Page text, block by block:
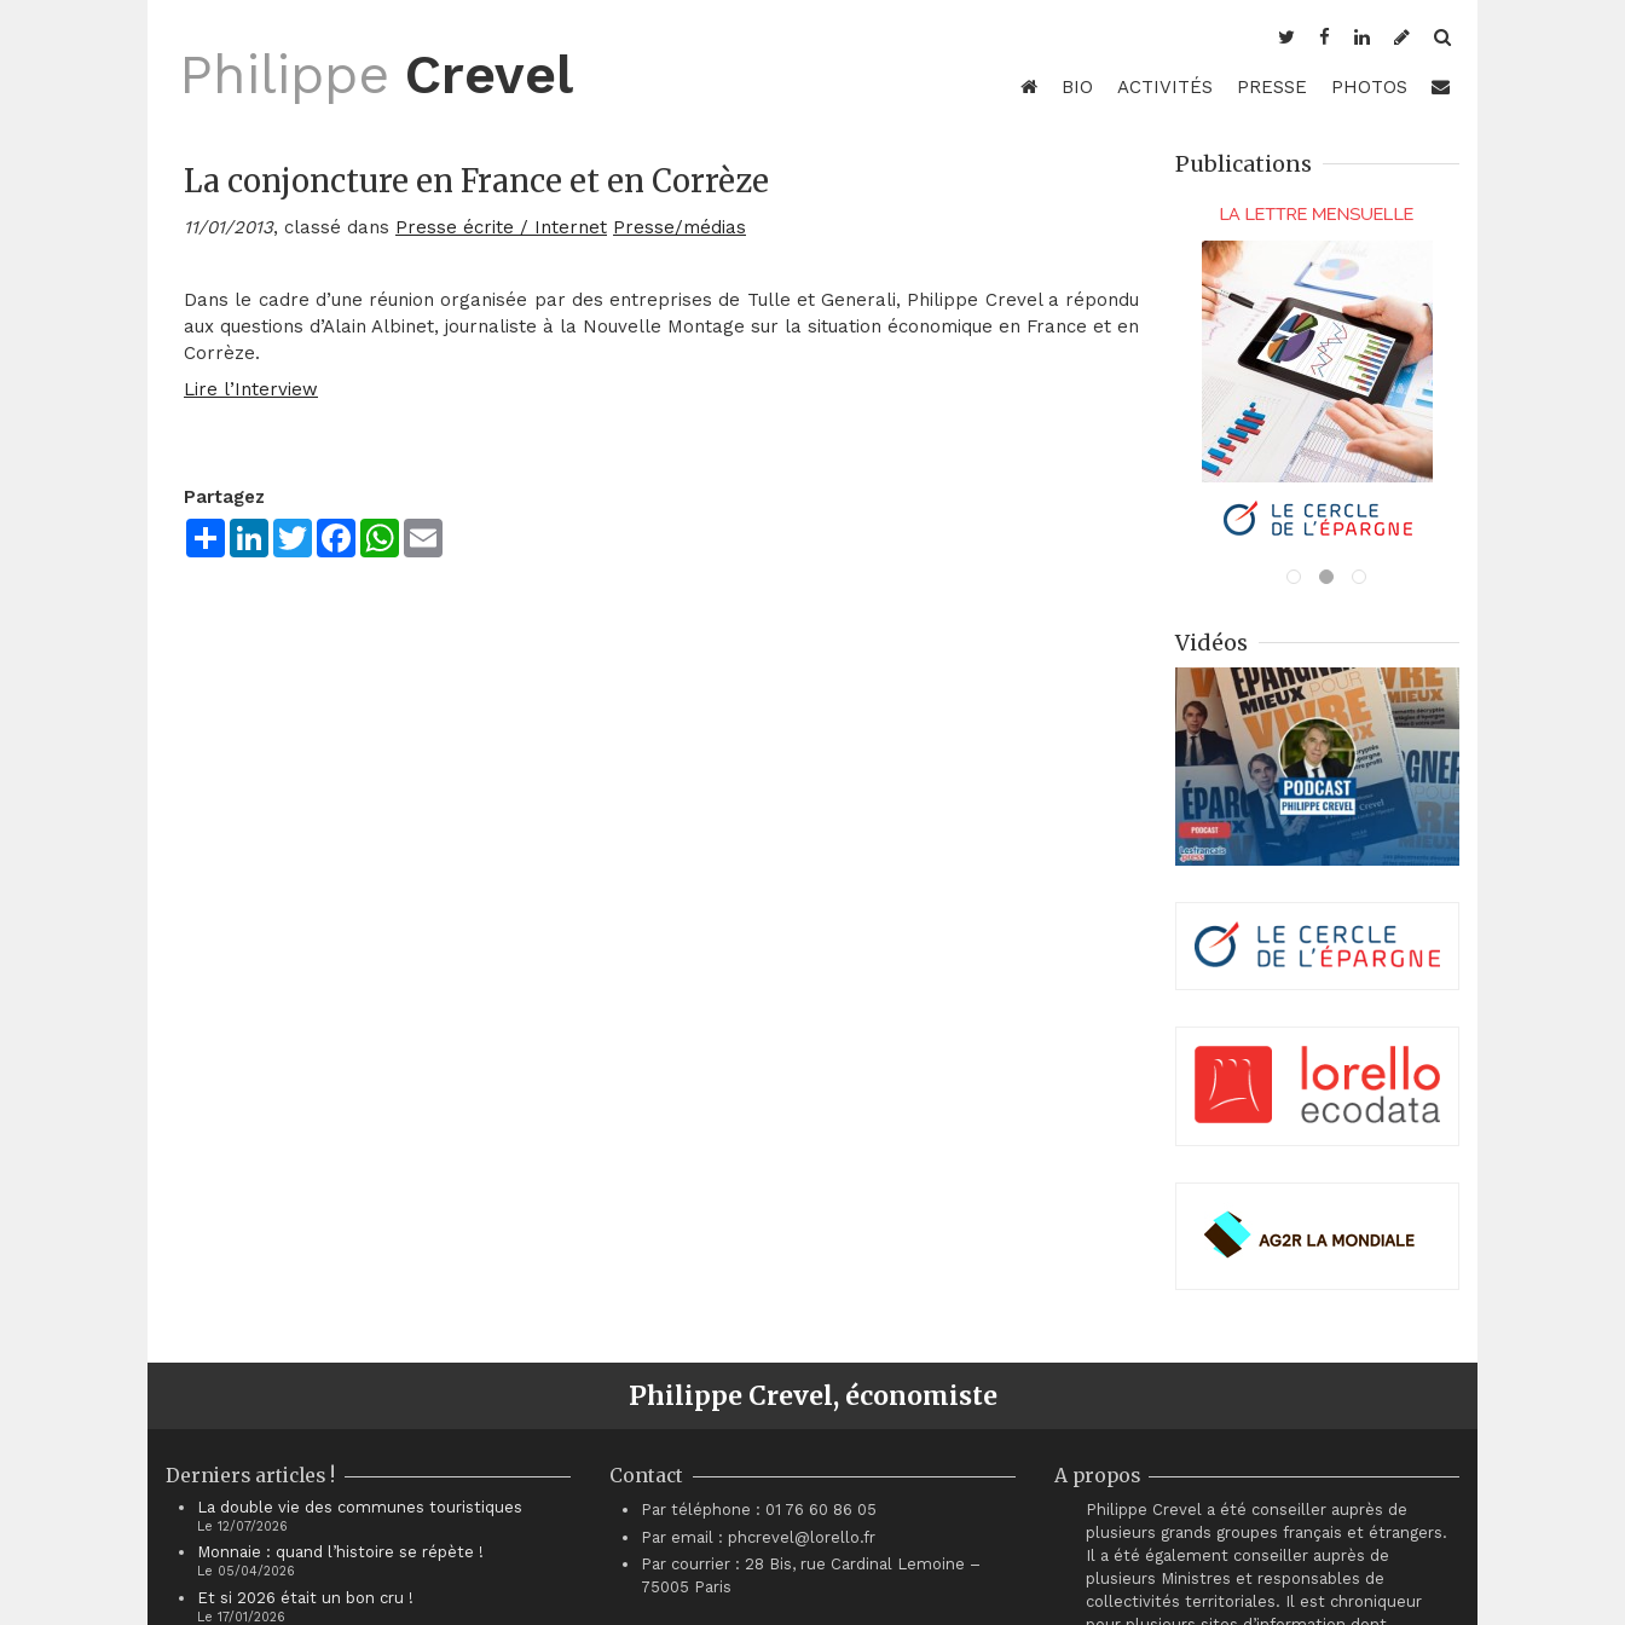
Philippe Crevel BIO ACTIVITÉS PRESSE PHOTOS
La conjoncture en France et en Corrèze
11/01/2013, classé dans Presse écrite / Internet Presse/médias
Dans le cadre d’une réunion organisée par des entreprises de Tulle et Generali, Philippe Crevel a répondu
aux questions d’Alain Albinet, journaliste à la Nouvelle Montage sur la situation économique en France et en
Corrèze.
Lire l’Interview
Partagez
ShareLinkedInTwitterFacebookWhatsApp
Publications
Vidéos
Philippe Crevel, économiste
Derniers articles !
La double vie des communes touristiques
Le 12/07/2026
Monnaie : quand l’histoire se répète !
Le 05/04/2026
Et si 2026 était un bon cru !
Le 17/01/2026
Contact
Par téléphone : 01 76 60 86 05
Par email : phcrevel@lorello.fr
Par courrier : 28 Bis, rue Cardinal Lemoine –
75005 Paris
A propos
Philippe Crevel a été conseiller auprès de
plusieurs grands groupes français et étrangers.
Il a été également conseiller auprès de
plusieurs Ministres et responsables de
collectivités territoriales. Il est chroniqueur